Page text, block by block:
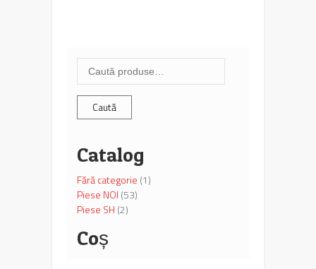
după:
Caută
Catalog
Fără categorie (1)
Piese NOI (53)
Piese SH (2)
Coș